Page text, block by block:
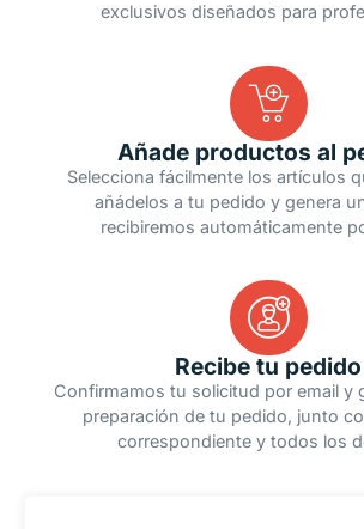
exclusivos diseñados para
Añade productos al
Selecciona fácilmente los artículos
añádelos a tu pedido y genera
recibiremos automáticamente
Recibe tu pedido
Confirmamos tu solicitud por email y
preparación de tu pedido, junto
correspondiente y todos los